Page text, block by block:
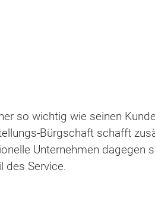
so wichtig wie seinen
Bürgschaft schafft
Unternehmen dagegen
des Service.